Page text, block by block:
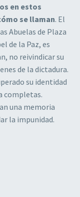
en estos
se llaman. El
Abuelas de Plaza
de la Paz, es
no reivindicar su
de la dictadura.
su identidad
completas.
una memoria
la impunidad.